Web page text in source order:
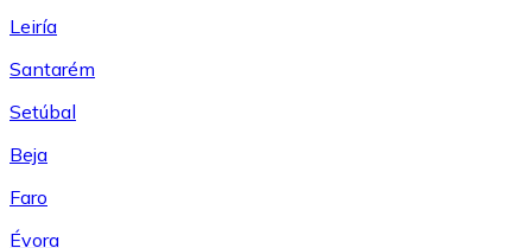
Leiría
Santarém
Setúbal
Beja
Faro
Évora